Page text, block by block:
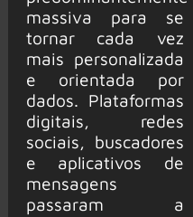
massiva para se
tornar cada vez
mais personalizada
e orientada por
dados. Plataformas
digitais, redes
sociais, buscadores
e aplicativos de
mensagens
passaram a